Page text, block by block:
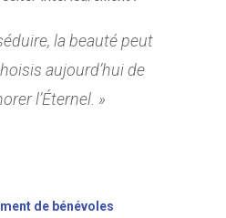
la beauté peut
aujourd’hui de
l’Éternel. »
de bénévoles